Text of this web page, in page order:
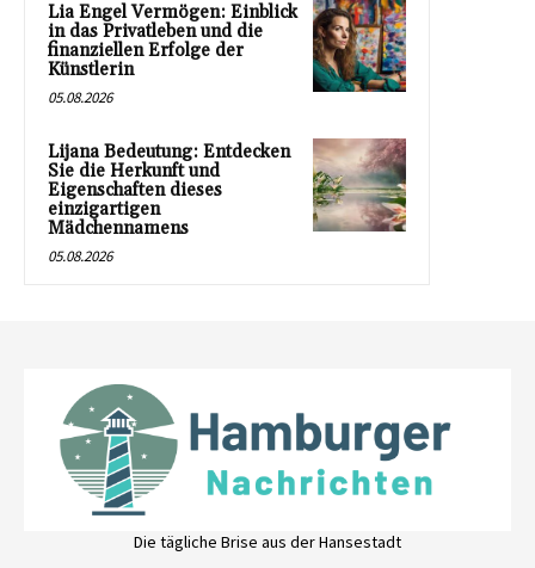
Lia Engel Vermögen: Einblick
in das Privatleben und die
finanziellen Erfolge der
Künstlerin
05.08.2026
Lijana Bedeutung: Entdecken
Sie die Herkunft und
Eigenschaften dieses
einzigartigen
Mädchennamens
05.08.2026
Die tägliche Brise aus der Hansestadt